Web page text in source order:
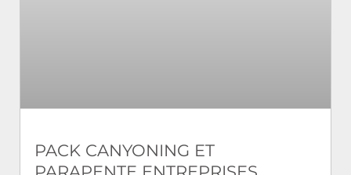
PACK CANYONING ET